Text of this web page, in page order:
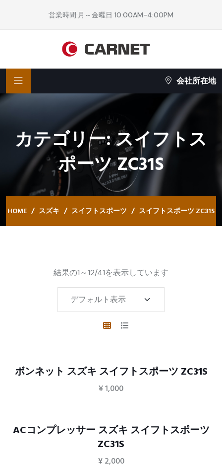
営業時間:月～金曜日 10:00AM-4:00PM
会社所在地
カテゴリー:スイフトス
ポーツ ZC31S
HOME スズキ スイフトスポーツ スイフトスポーツ ZC31S
結果の1～12/41を表示しています
ボンネット スズキ スイフトスポーツ ZC31S
¥1,000
ACコンプレッサー スズキ スイフトスポーツ
ZC31S
¥2,000